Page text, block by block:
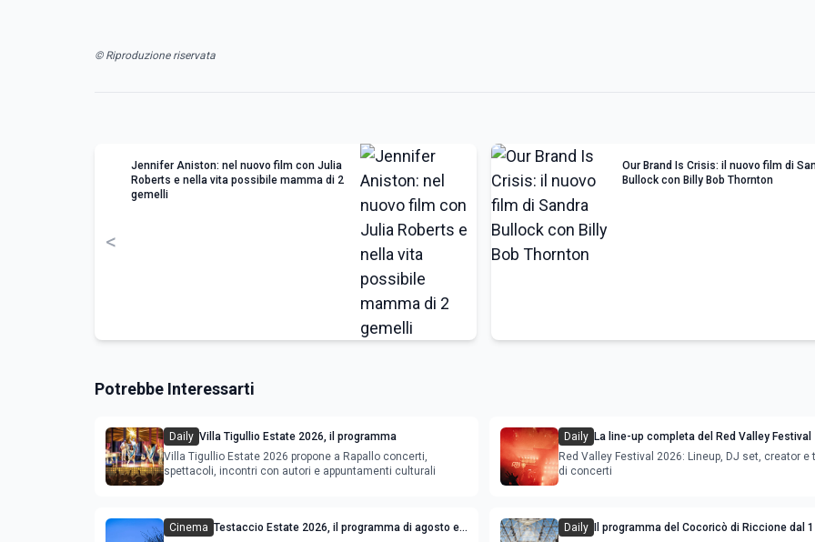
© Riproduzione riservata
<
Jennifer Aniston: nel nuovo film con Julia
Roberts e nella vita possibile mamma di 2
gemelli
Our Brand Is Crisis: il nuovo film di
Bullock con Billy Bob Thornton
Potrebbe Interessarti
Daily Villa Tigullio Estate 2026, il programma
Villa Tigullio Estate 2026 propone a Rapallo concerti,
spettacoli, incontri con autori e appuntamenti culturali
Daily La line-up completa del Red Valley Festival
Red Valley Festival 2026: Lineup, DJ set, creator e
di concerti
Cinema Testaccio Estate 2026, il programma di agosto e
Daily Il programma del Cocoricò di Riccione dal